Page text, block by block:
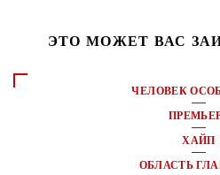
ЭТО МОЖЕТ ВАС
ЧЕЛОВЕК
ХАЙП
ОБЛАСТЬ